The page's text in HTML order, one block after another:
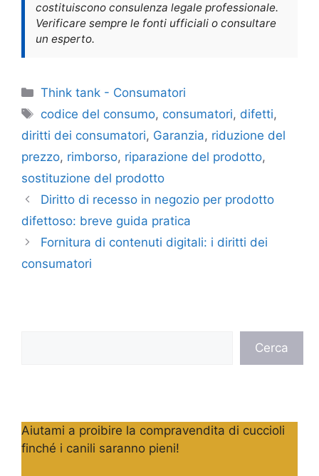
costituiscono consulenza legale professionale.
Verificare sempre le fonti ufficiali o consultare
un esperto.
Categorie
Think tank - Consumatori
Tag
codice del consumo, consumatori, difetti,
diritti dei consumatori, Garanzia, riduzione del
prezzo, rimborso, riparazione del prodotto,
sostituzione del prodotto
Diritto di recesso in negozio per prodotto
difettoso: breve guida pratica
Fornitura di contenuti digitali: i diritti dei
consumatori
Cerca
Aiutami a proibire la compravendita di cuccioli
finché i canili saranno pieni!